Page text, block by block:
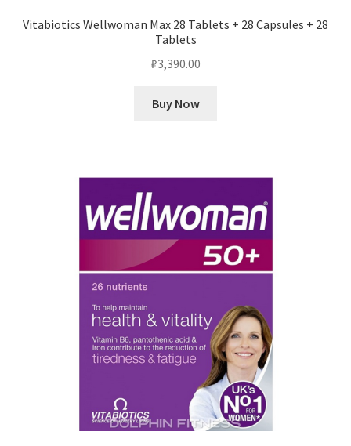
Vitabiotics Wellwoman Max 28 Tablets + 28 Capsules + 28
Tablets
₽3,390.00
Buy Now